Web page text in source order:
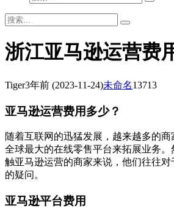
浙江亚马逊运营费
Tiger3年前 (2023-11-24)未命名13713
亚马逊运营费用多少？
随着互联网的迅猛发展，越来越多的
全球最大的在线零售平台来拓展业务
触亚马逊运营的商家来说，他们往往
的疑问。
亚马逊平台费用